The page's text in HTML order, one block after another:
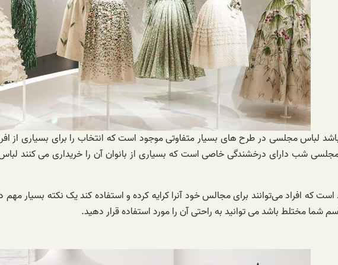
لباس مجلسی در طرح های بسیار متفاوتی موجود است که انتخاب را برای بسیاری از
مجلسی شب دارای درخشندگی خاصی است که بسیاری از بانوان آن را خریداری می کنند
افراد می‌توانند برای مجالس خود آنرا کرایه کرده و استفاده کند یک نکته بسیار
شما مختلط باشد می توانید به راحتی آن را مورد استفاده قرار دهید.